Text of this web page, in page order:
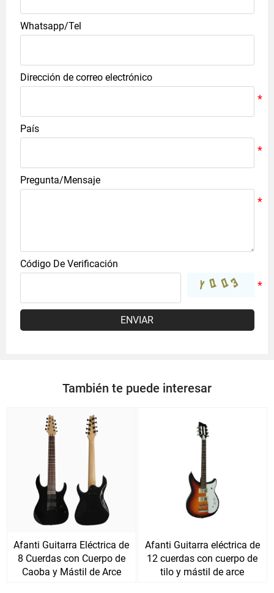
Whatsapp/Tel
Dirección de correo electrónico
País
Pregunta/Mensaje
Código De Verificación
ENVIAR
También te puede interesar
Afanti Guitarra Eléctrica de
8 Cuerdas con Cuerpo de
Caoba y Mástil de Arce
Afanti Guitarra eléctrica de
12 cuerdas con cuerpo de
tilo y mástil de arce